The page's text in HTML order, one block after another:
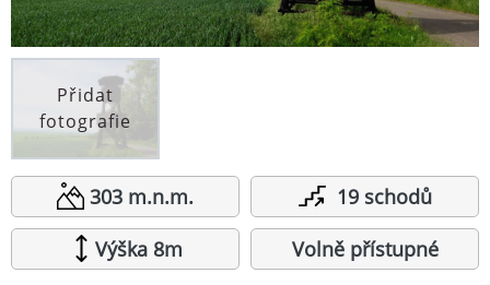
Přidat
fotografie
303 m.n.m.
19 schodů
Výška 8m
Volně přístupné